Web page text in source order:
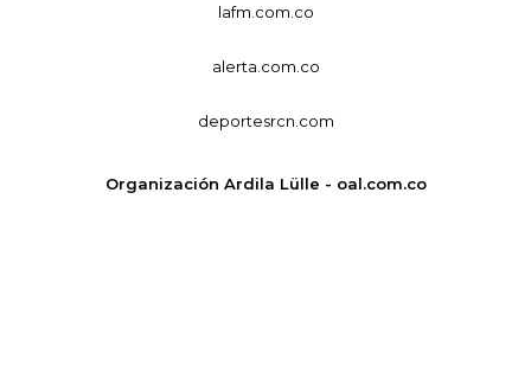
lafm.com.co
alerta.com.co
deportesrcn.com
Organización Ardila Lülle - oal.com.co